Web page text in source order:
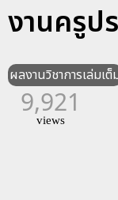
งานครูป
ผลงานวิชาการเล่มเต็
9,921
views